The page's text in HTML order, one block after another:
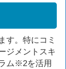
す。特にコミ
ジメントスキ
ム※2を活用